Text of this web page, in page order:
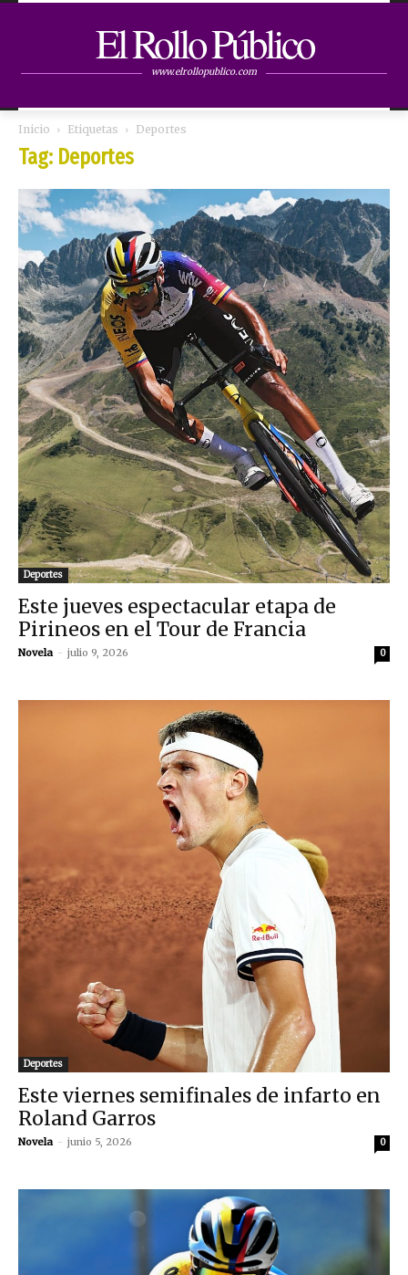
El Rollo Público
www.elrollopublico.com
Inicio Etiquetas Deportes
Tag: Deportes
Deportes
Este jueves espectacular etapa de
Pirineos en el Tour de Francia
Novela - julio 9, 2026 0
Deportes
Este viernes semifinales de infarto en
Roland Garros
Novela - junio 5, 2026 0